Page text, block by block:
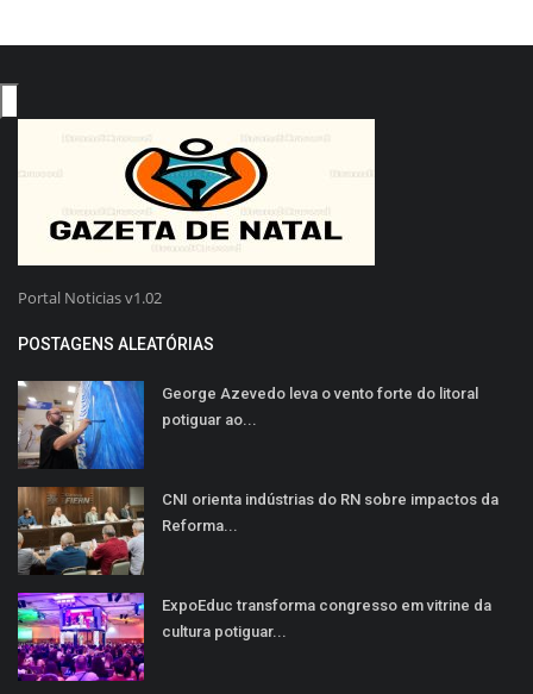
Portal Noticias v1.02
POSTAGENS ALEATÓRIAS
George Azevedo leva o vento forte do litoral
potiguar ao...
CNI orienta indústrias do RN sobre impactos da
Reforma...
ExpoEduc transforma congresso em vitrine da
cultura potiguar...